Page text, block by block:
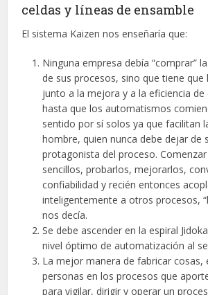
celdas y líneas de ensamble
El sistema Kaizen nos enseñaría que:
Ninguna empresa debía “comprar”
de sus procesos, sino que tiene que
junto a la mejora y a la eficiencia de
hasta que los automatismos
sentido por sí solos ya que facilitan
hombre, quien nunca debe dejar de
protagonista del proceso.
sencillos, probarlos, mejorarlos,
confiabilidad y recién entonces
inteligentemente a otros procesos,
nos decía.
Se debe ascender en la espiral
nivel óptimo de automatización al
La mejor manera de fabricar cosas,
personas en los procesos que
para vigilar, dirigir y operar un